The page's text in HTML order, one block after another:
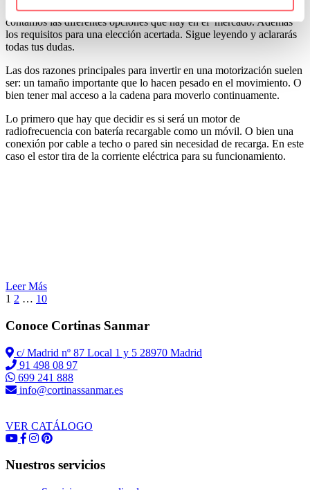
Si estás dudando entre un estor manual y una motorización te
contamos las diferentes opciones que hay en el mercado. Además
los requisitos para una elección acertada. Sigue leyendo y aclararás
todas tus dudas.
Las dos razones principales para invertir en una motorización suelen
ser: un tamaño importante que lo hacen pesado en el movimiento. O
bien tener mal acceso a la cadena para moverlo continuamente.
Lo primero que hay que decidir es si será un motor de
radiofrecuencia con batería recargable como un móvil. O bien una
conexión por cable a techo o pared sin necesidad de recarga. En este
caso el estor tira de la corriente eléctrica para su funcionamiento.
Leer Más
1 2 … 10
Conoce Cortinas Sanmar
c/ Madrid nº 87 Local 1 y 5 28970 Madrid
91 498 08 97
699 241 888
info@cortinassanmar.es
VER CATÁLOGO
Nuestros servicios